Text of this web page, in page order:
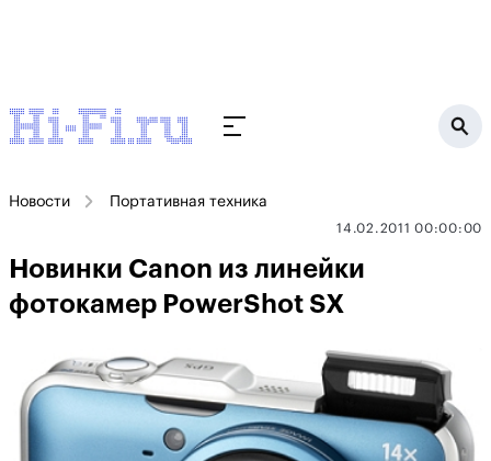
Новости Портативная техника
14.02.2011 00:00:00
Новинки Canon из линейки
фотокамер PowerShot SX